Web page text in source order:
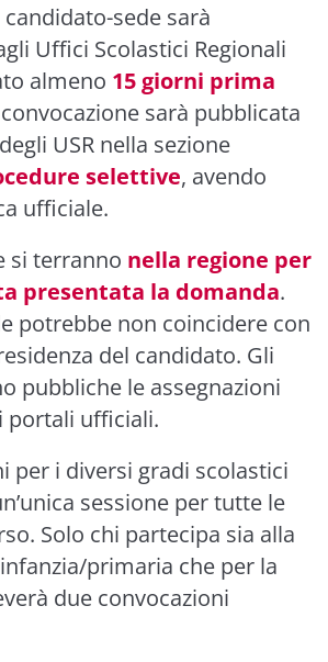
candidato-sede sarà
Uffici Scolastici Regionali
almeno 15 giorni prima
sarà pubblicata
USR nella sezione
selettive, avendo
ufficiale.
si terranno nella regione per
presentata la domanda.
potrebbe non coincidere con
del candidato. Gli
pubbliche le assegnazioni
ufficiali.
per i diversi gradi scolastici
sessione per tutte le
Solo chi partecipa sia alla
primaria che per la
due convocazioni